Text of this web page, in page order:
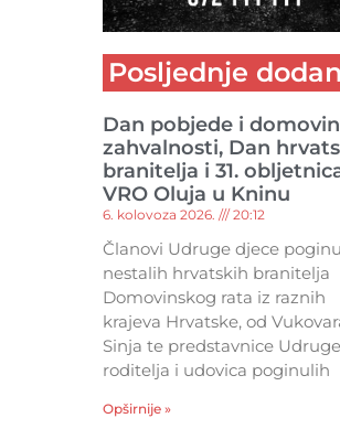
Posljednje
Dan pobjede i
zahvalnosti, Dan
branitelja i 31.
VRO Oluja u Kninu
6. kolovoza 2026. 20:12
Članovi Udruge djece
nestalih hrvatskih branitelja
Domovinskog rata iz raznih
krajeva Hrvatske, od
Sinja te predstavnice Udruge
roditelja i udovica poginulih
Opširnije »